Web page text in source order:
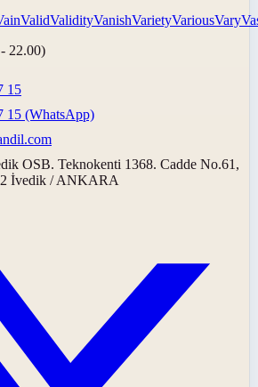
ValidValidityVanishVarietyVariousVary
22.00)
15
15 (WhatsApp)
OSB. Teknokenti 1368. Cadde No.61,
İvedik / ANKARA